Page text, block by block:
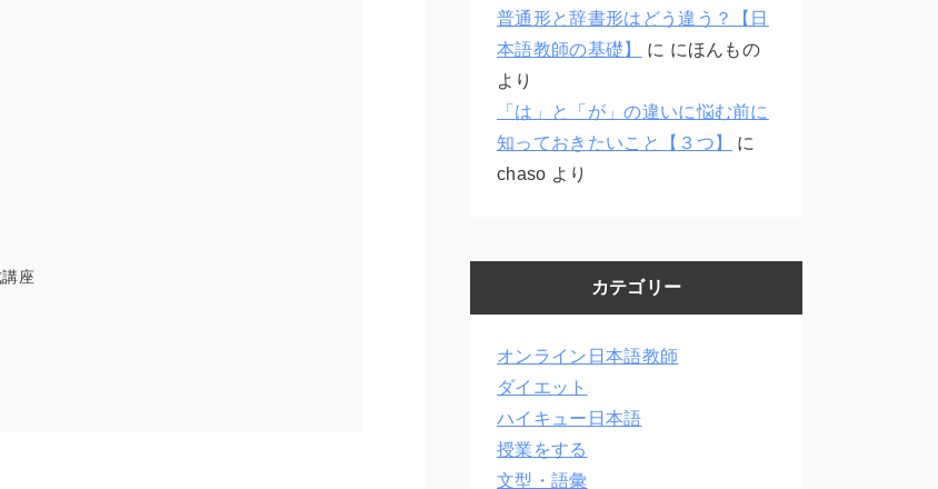
座
普通形と辞書形はどう違う？【日
本語教師の基礎】
に にほんもの
より
「は」と「が」の違いに悩む前に
知っておきたいこと【３つ】
に
chaso より
カテゴリー
オンライン日本語教師
ダイエット
ハイキュー日本語
授業をする
文型・語彙